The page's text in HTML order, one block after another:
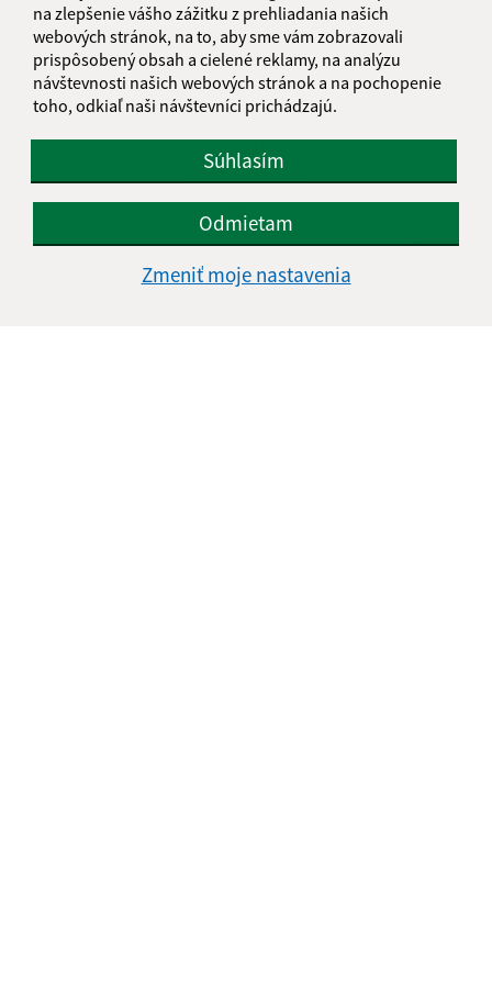
na zlepšenie vášho zážitku z prehliadania našich
webových stránok, na to, aby sme vám zobrazovali
prispôsobený obsah a cielené reklamy, na analýzu
návštevnosti našich webových stránok a na pochopenie
toho, odkiaľ naši návštevníci prichádzajú.
Súhlasím
Odmietam
Zmeniť moje nastavenia
Obecný úrad Čierna Lehota
Čierna Lehota 68
049 36 Slavošovce
obec@obecciernalehota.sk
+421 58 788 37 70
IČO: 00328154